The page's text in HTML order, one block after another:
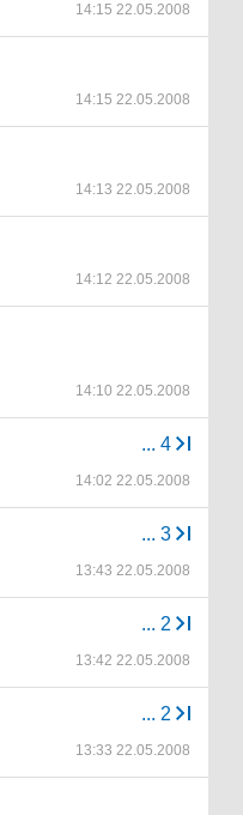
14:15 22.05.2008
14:15 22.05.2008
14:13 22.05.2008
14:12 22.05.2008
14:10 22.05.2008
... 4
14:02 22.05.2008
... 3
13:43 22.05.2008
... 2
13:42 22.05.2008
... 2
13:33 22.05.2008